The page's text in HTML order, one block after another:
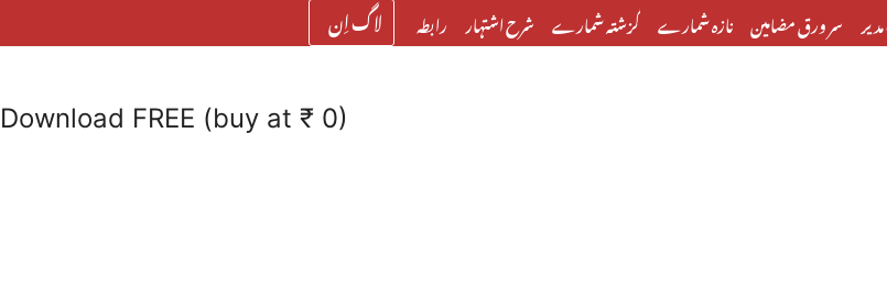
لاگ اِن رابطہ شرح اشتہار گزشتہ شمارے تازہ شمارے سر ورق مضامین
Download FREE (buy at ₹ 0)